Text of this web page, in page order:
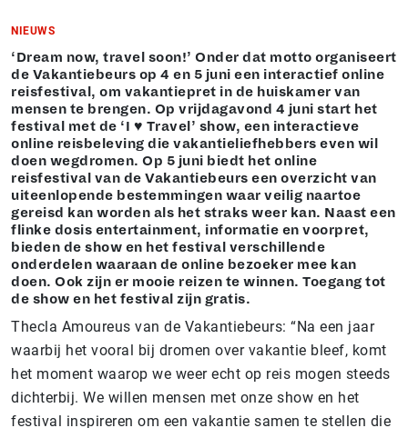
NIEUWS
‘Dream now, travel soon!’ Onder dat motto organiseert
de Vakantiebeurs op 4 en 5 juni een interactief online
reisfestival, om vakantiepret in de huiskamer van
mensen te brengen. Op vrijdagavond 4 juni start het
festival met de ‘I ♥ Travel’ show, een interactieve
online reisbeleving die vakantieliefhebbers even wil
doen wegdromen. Op 5 juni biedt het online
reisfestival van de Vakantiebeurs een overzicht van
uiteenlopende bestemmingen waar veilig naartoe
gereisd kan worden als het straks weer kan. Naast een
flinke dosis entertainment, informatie en voorpret,
bieden de show en het festival verschillende
onderdelen waaraan de online bezoeker mee kan
doen. Ook zijn er mooie reizen te winnen. Toegang tot
de show en het festival zijn gratis.
Thecla Amoureus van de Vakantiebeurs: “Na een jaar
waarbij het vooral bij dromen over vakantie bleef, komt
het moment waarop we weer echt op reis mogen steeds
dichterbij. We willen mensen met onze show en het
festival inspireren om een vakantie samen te stellen die